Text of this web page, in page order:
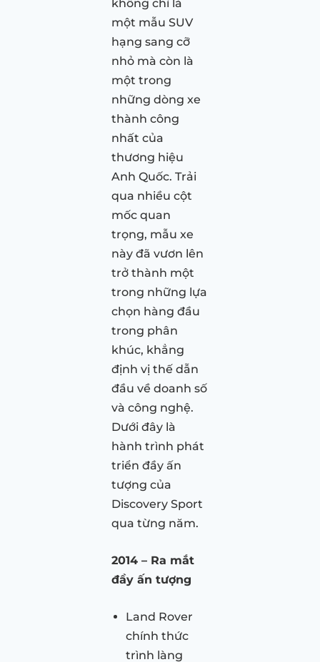
không chỉ là
một mẫu SUV
hạng sang cỡ
nhỏ mà còn là
một trong
những dòng xe
thành công
nhất của
thương hiệu
Anh Quốc. Trải
qua nhiều cột
mốc quan
trọng, mẫu xe
này đã vươn lên
trở thành một
trong những lựa
chọn hàng đầu
trong phân
khúc, khẳng
định vị thế dẫn
đầu về doanh số
và công nghệ.
Dưới đây là
hành trình phát
triển đầy ấn
tượng của
Discovery Sport
qua từng năm.
2014 – Ra mắt
đầy ấn tượng
Land Rover
chính thức
trình làng